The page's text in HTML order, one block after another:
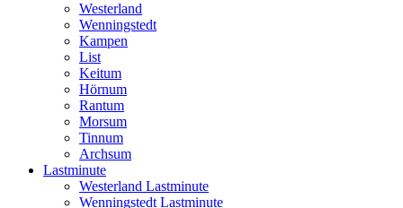
Westerland
Wenningstedt
Kampen
List
Keitum
Hörnum
Rantum
Morsum
Tinnum
Archsum
Lastminute
Westerland Lastminute
Wenningstedt Lastminute